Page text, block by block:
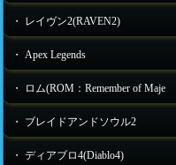
・ レイヴン2(RAVEN2)
・ Apex Legends
・ ロム(ROM：Remember of Maje
・ ブレイドアンドソウル2
・ ディアブロ4(Diablo4)